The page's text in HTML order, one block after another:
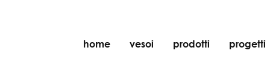
home vesoi prodotti progetti